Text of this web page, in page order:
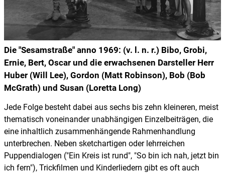
Die "Sesamstraße" anno 1969: (v. l. n. r.) Bibo, Grobi,
Ernie, Bert, Oscar und die erwachsenen Darsteller Herr
Huber (Will Lee), Gordon (Matt Robinson), Bob (Bob
McGrath) und Susan (Loretta Long)
Jede Folge besteht dabei aus sechs bis zehn kleineren, meist
thematisch voneinander unabhängigen Einzelbeiträgen, die
eine inhaltlich zusammenhängende Rahmenhandlung
unterbrechen. Neben sketchartigen oder lehrreichen
Puppendialogen ("Ein Kreis ist rund", "So bin ich nah, jetzt bin
ich fern"), Trickfilmen und Kinderliedern gibt es oft auch